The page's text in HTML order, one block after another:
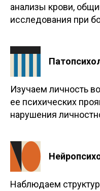
анализы крови,
исследования при
Изучаем личность
ее психических
нарушения
Наблюдаем